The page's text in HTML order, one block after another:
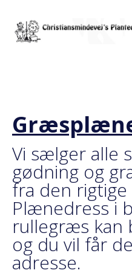
Vi sælger alle
gødning og
fra den
Plænedress i
rullegræs kan
og du vil får
adresse.